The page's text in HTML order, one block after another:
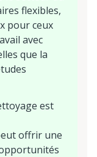
flexibles,
pour ceux
avec
que la
est
offrir une